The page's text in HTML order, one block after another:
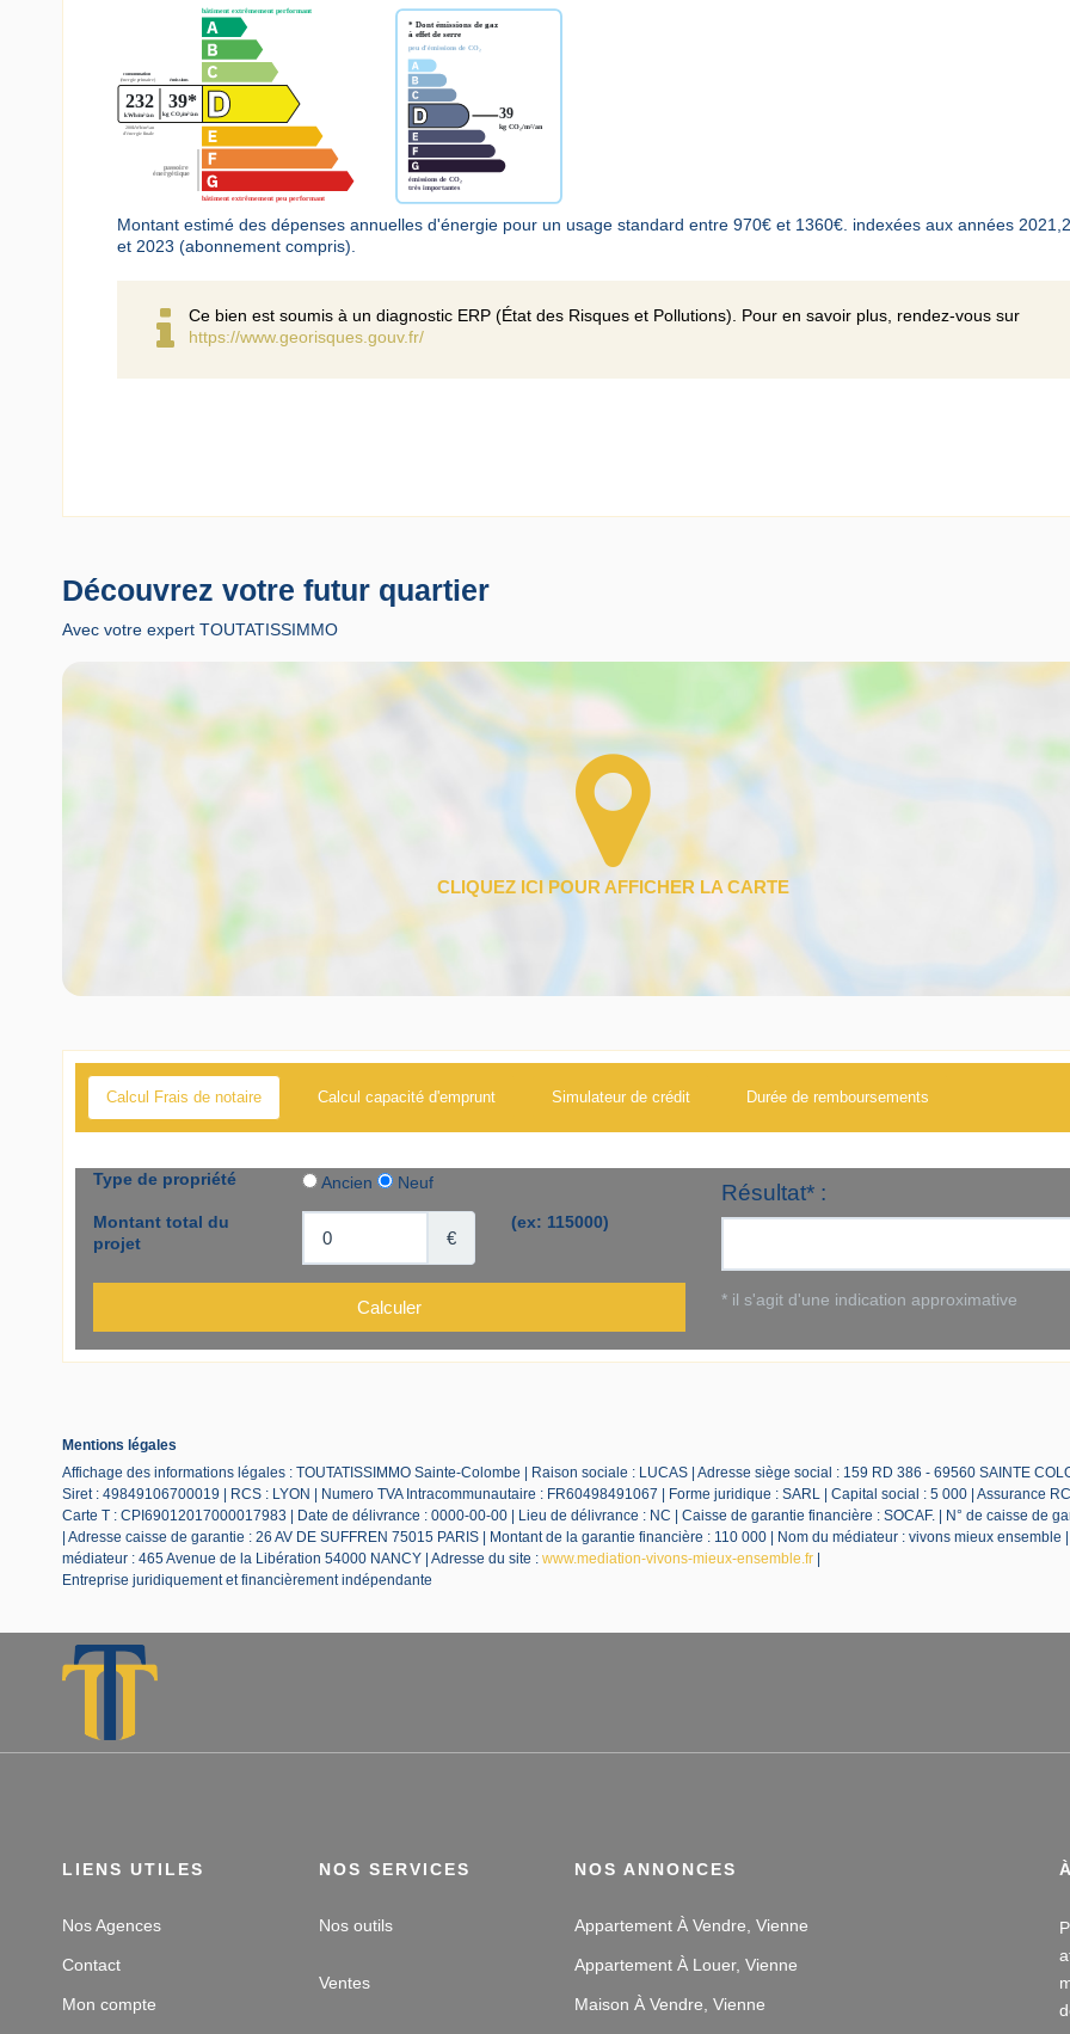
Montant estimé des dépenses annuelles d'énergie pour un usage standard entre 970€ et 1360€. indexées aux années
et 2023 (abonnement compris).
Ce bien est soumis à un diagnostic ERP (État des Risques et Pollutions). Pour en savoir plus, rendez-vous sur
https://www.georisques.gouv.fr/
Découvrez votre futur quartier
Avec votre expert TOUTATISSIMMO
Calcul Frais de notaire Calcul capacité d'emprunt Simulateur de crédit Durée de remboursements
Mentions légales
Affichage des informations légales : TOUTATISSIMMO Sainte-Colombe | Raison sociale : LUCAS | Adresse siège social : 159 RD 386 - 69560 SAINTE
Siret : 49849106700019 | RCS : LYON | Numero TVA Intracommunautaire : FR60498491067 | Forme juridique : SARL | Capital social : 5 000 | Assurance
Carte T : CPI69012017000017983 | Date de délivrance : 0000-00-00 | Lieu de délivrance : NC | Caisse de garantie financière : SOCAF. | N° de caisse de
| Adresse caisse de garantie : 26 AV DE SUFFREN 75015 PARIS | Montant de la garantie financière : 110 000 | Nom du médiateur : vivons mieux ensemble
médiateur : 465 Avenue de la Libération 54000 NANCY | Adresse du site : www.mediation-vivons-mieux-ensemble.fr |
Entreprise juridiquement et financièrement indépendante
LIENS UTILES
Nos Agences
Contact
Mon compte
NOS SERVICES
Nos outils
Ventes
NOS ANNONCES
Appartement À Vendre, Vienne
Appartement À Louer, Vienne
Maison À Vendre, Vienne